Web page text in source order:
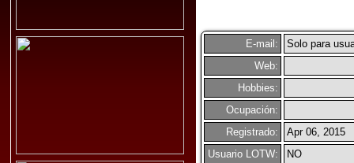
E-mail:
Solo para
Web:
Hobbies:
Ocupación:
Registrado:
Apr 06, 2015
Usuario LOTW:
NO